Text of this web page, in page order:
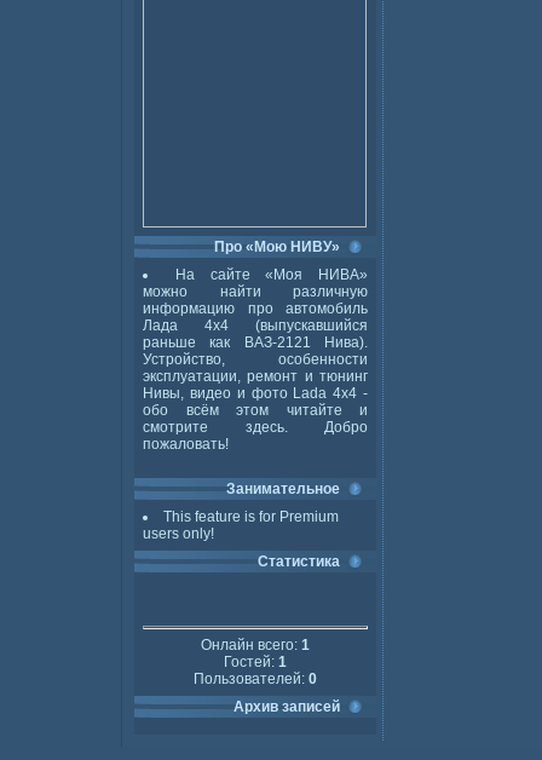
Про «Мою НИВУ»
На сайте «Моя НИВА»
можно найти различную
информацию про автомобиль
Лада 4x4 (выпускавшийся
раньше как ВАЗ-2121 Нива).
Устройство, особенности
эксплуатации, ремонт и тюнинг
Нивы, видео и фото Lada 4x4 -
обо всём этом читайте и
смотрите здесь. Добро
пожаловать!
Занимательное
This feature is for Premium
users only!
Статистика
Онлайн всего: 1
Гостей: 1
Пользователей: 0
Архив записей